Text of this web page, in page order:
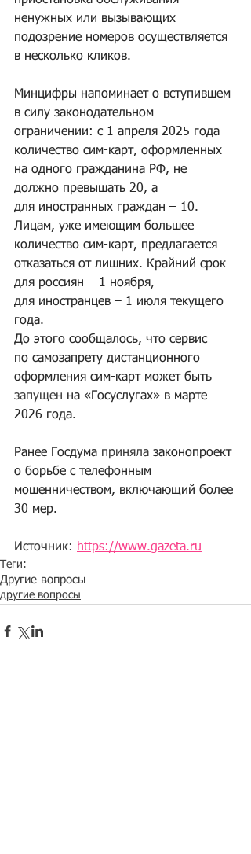
ненужных или вызывающих
подозрение номеров осуществляется
в несколько кликов.
Минцифры напоминает о вступившем
в силу законодательном
ограничении: с 1 апреля 2025 года
количество сим-карт, оформленных
на одного гражданина РФ, не
должно превышать 20, а
для иностранных граждан – 10.
Лицам, уже имеющим большее
количество сим-карт, предлагается
отказаться от лишних. Крайний срок
для россиян – 1 ноября,
для иностранцев – 1 июля текущего
года.
До этого сообщалось, что сервис
по самозапрету дистанционного
оформления сим-карт может быть
запущен на «Госуслугах» в марте
2026 года.
Ранее Госдума приняла законопроект
о борьбе с телефонным
мошенничеством, включающий более
30 мер.
Источник: https://www.gazeta.ru
Теги:
Другие вопросы
другие вопросы